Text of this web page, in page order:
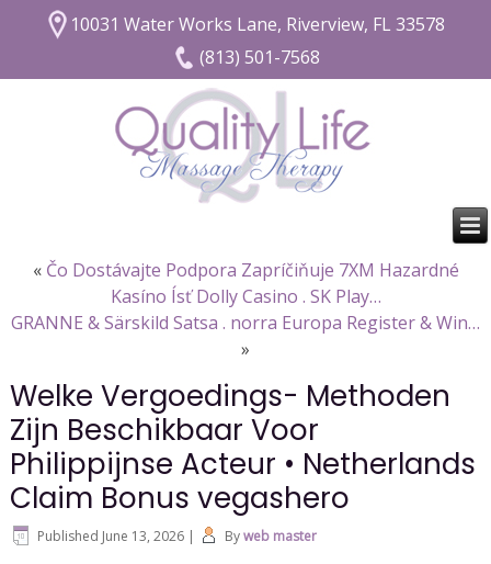
10031 Water Works Lane, Riverview, FL 33578
(813) 501-7568
« Čo Dostávajte Podpora Zapríčiňuje 7XM Hazardné
Kasíno Ísť Dolly Casino . SK Play…
GRANNE & Särskild Satsa . norra Europa Register & Win…
»
Welke Vergoedings- Methoden
Zijn Beschikbaar Voor
Philippijnse Acteur • Netherlands
Claim Bonus vegashero
Published June 13, 2026 | By web master